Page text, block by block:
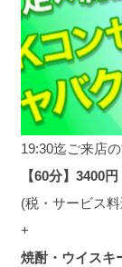
19:30迄ご来店
【60分】3400円
(税・サービス
+
焼酎・ウイスキ